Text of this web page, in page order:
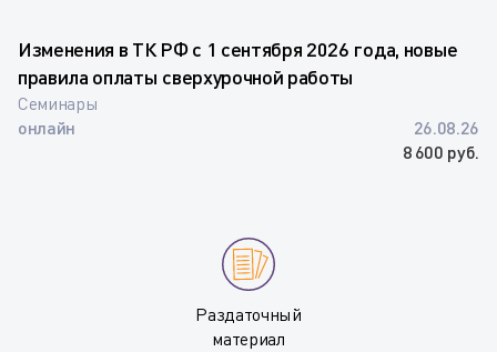
Изменения в ТК РФ с 1 сентября 2026 года, новые
правила оплаты сверхурочной работы
Семинары
онлайн
26.08.26
8 600 руб.
Раздаточный
материал